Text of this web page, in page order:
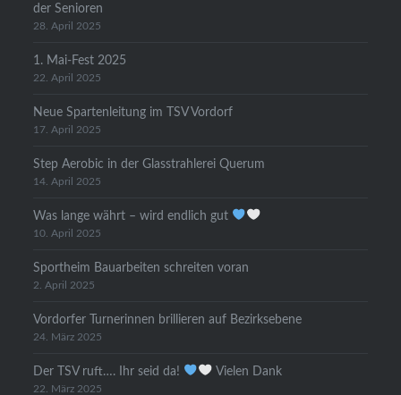
der Senioren
28. April 2025
1. Mai-Fest 2025
22. April 2025
Neue Spartenleitung im TSV Vordorf
17. April 2025
Step Aerobic in der Glasstrahlerei Querum
14. April 2025
Was lange währt – wird endlich gut
10. April 2025
Sportheim Bauarbeiten schreiten voran
2. April 2025
Vordorfer Turnerinnen brillieren auf Bezirksebene
24. März 2025
Der TSV ruft…. Ihr seid da! Vielen Dank
22. März 2025